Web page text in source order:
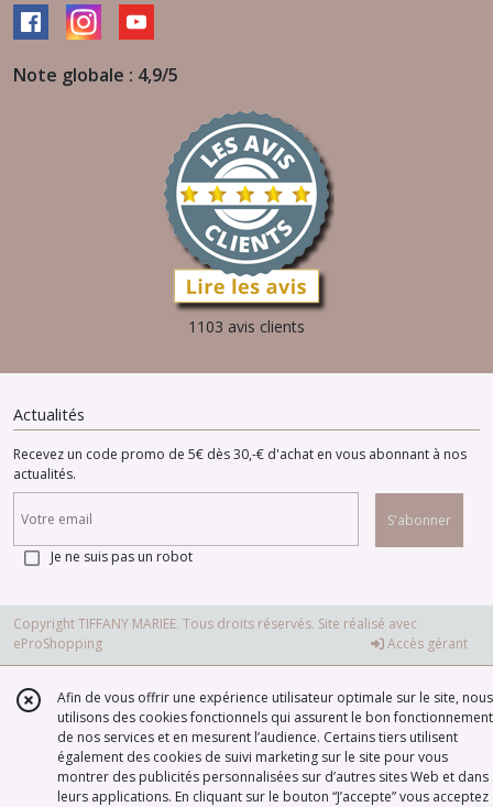
Note globale : 4,9/5
1103 avis clients
Actualités
Recevez un code promo de 5€ dès 30,-€ d'achat en vous abonnant à nos
actualités.
S'abonner
Je ne suis pas un robot
Copyright TIFFANY MARIEE. Tous droits réservés. Site réalisé avec
eProShopping
Accès gérant
Afin de vous offrir une expérience utilisateur optimale sur le site, nous
utilisons des cookies fonctionnels qui assurent le bon fonctionnement
de nos services et en mesurent l’audience. Certains tiers utilisent
également des cookies de suivi marketing sur le site pour vous
montrer des publicités personnalisées sur d’autres sites Web et dans
leurs applications. En cliquant sur le bouton “J’accepte” vous acceptez